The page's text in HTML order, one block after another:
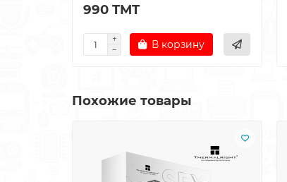
990 TMT
В корзину
Похожие товары